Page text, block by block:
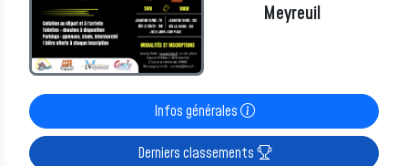
Meyreuil
Infos générales
Derniers classements